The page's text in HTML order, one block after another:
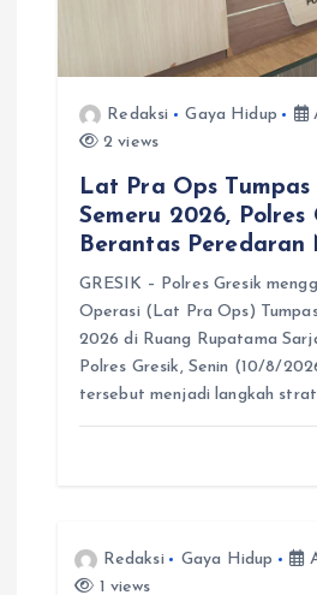
Redaksi Gaya Hidup
2 views
Lat Pra Ops
Semeru 2026, Polres
Berantas Peredaran
GRESIK – Polres Gresik
Operasi (Lat Pra Ops)
2026 di Ruang Rupatama
Polres Gresik, Senin (10/8/
tersebut menjadi langkah
Redaksi Gaya Hidup
1 views